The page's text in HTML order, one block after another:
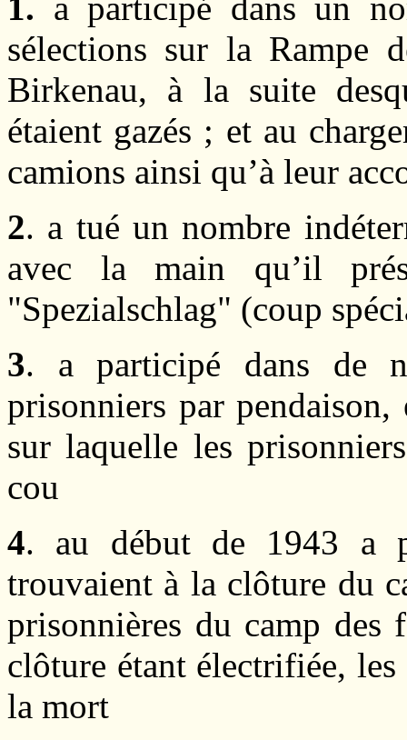
sélections sur la Rampe
Birkenau, à la suite
étaient gazés ; et au
camions ainsi qu’à leur
2. a tué un nombre
avec la main qu’il
"Spezialschlag" (coup
3. a participé dans de
prisonniers par
sur laquelle les
cou
4. au début de 1943 a
trouvaient à la clôture du
prisonnières du camp des
clôture étant électrifiée,
la mort